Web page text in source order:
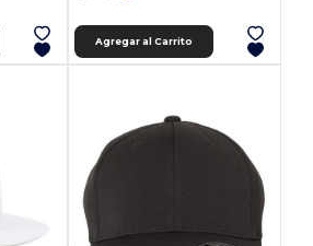
Agregar al Carrito